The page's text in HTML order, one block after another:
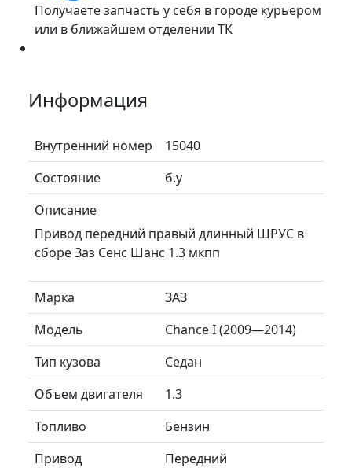
Получаете запчасть у себя в городе курьером
или в ближайшем отделении ТК
Информация
Внутренний номер
15040
Состояние
б.у
Описание
Привод передний правый длинный ШРУС в
сборе Заз Сенс Шанс 1.3 мкпп
Марка
ЗАЗ
Модель
Chance I (2009—2014)
Тип кузова
Седан
Объем двигателя
1.3
Топливо
Бензин
Привод
Передний